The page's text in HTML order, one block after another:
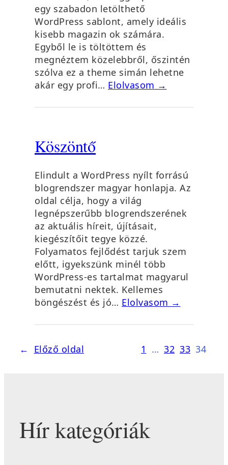
egy szabadon letölthető
WordPress sablont, amely ideális
kisebb magazin ok számára.
Egyből le is töltöttem és
megnéztem közelebbről, őszintén
szólva ez a theme simán lehetne
akár egy profi… Elolvasom →
Köszöntő
Elindult a WordPress nyílt forrású
blogrendszer magyar honlapja. Az
oldal célja, hogy a világ
legnépszerűbb blogrendszerének
az aktuális híreit, újításait,
kiegészítőit tegye közzé.
Folyamatos fejlődést tarjuk szem
előtt, igyekszünk minél több
WordPress-es tartalmat magyarul
bemutatni nektek. Kellemes
böngészést és jó… Elolvasom →
← Előző oldal 1 … 32 33 34
Hír kategóriák